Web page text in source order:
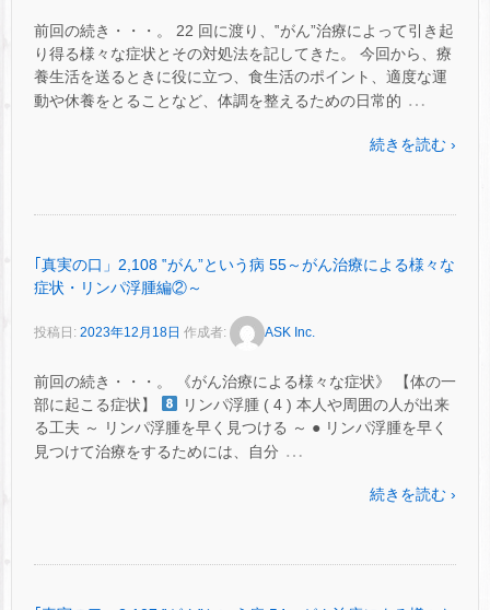
前回の続き・・・。 22 回に渡り、‟がん”治療によって引き起
り得る様々な症状とその対処法を記してきた。 今回から、療
養生活を送るときに役に立つ、食生活のポイント、適度な運
動や休養をとることなど、体調を整えるための日常的 …
続きを読む ›
｢真実の口」2,108 ‟がん”という病 55～がん治療による様々な
症状・リンパ浮腫編②～
投稿日: 2023年12月18日 作成者: ASK Inc.
前回の続き・・・。 《がん治療による様々な症状》 【体の一
部に起こる症状】
リンパ浮腫 ( 4 ) 本人や周囲の人が出来
る工夫 ～ リンパ浮腫を早く見つける ～ ● リンパ浮腫を早く
見つけて治療をするためには、自分 …
続きを読む ›